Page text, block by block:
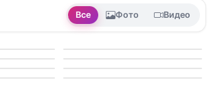
Все Фото Видео